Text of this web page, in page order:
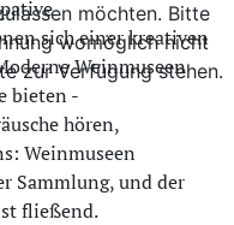
sich einer kreativen
Weinmuseen
bieten -
hören,
Weinmuseen
Sammlung, und der
fließend.
möchten. Bitte
womöglich nicht
zur Verfügung stehen.